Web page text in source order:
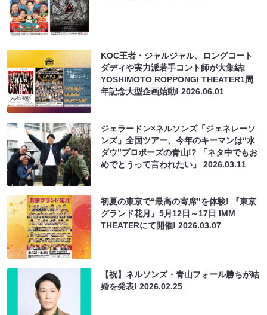
KOC王者・ジャルジャル、ロングコート
ダディや実力派若手コント師が大集結!
YOSHIMOTO ROPPONGI THEATER1周
年記念大型企画始動!2026.06.01
ジェラードン×ネルソンズ「ジェネレーソ
ンズ」全国ツアー、今年のキーマンは“水
ダウ”プロポーズの青山!? 「ネタ中でもお
めでとうって言われたい」2026.03.11
初夏の東京で“最高の寄席”を体験! 『東京
グランド花月』5月12日～17日 IMM
THEATERにて開催!2026.03.07
【祝】ネルソンズ・青山フォール勝ちが結
婚を発表!2026.02.25